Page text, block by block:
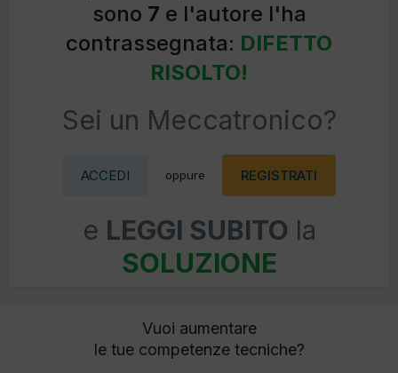
sono 7 e l'autore l'ha
contrassegnata: DIFETTO
RISOLTO!
Sei un Meccatronico?
ACCEDI oppure REGISTRATI
e LEGGI SUBITO la
SOLUZIONE
Vuoi aumentare
le tue competenze tecniche?